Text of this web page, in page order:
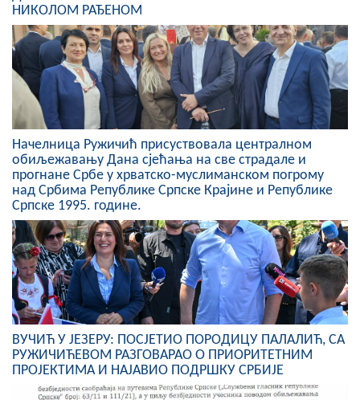
Туризам
Спорт
ЦИВИЛНА ЗАШТИТА
КОНТАКТ
НИКОЛОМ РАЂЕНОМ
Начелница Ружичић присуствовала централном
обиљежавању Дана сјећања на све страдале и
прогнане Србе у хрватско-муслиманском погрому
над Србима Републике Српске Крајине и Републике
Српске 1995. године.
ВУЧИЋ У ЈЕЗЕРУ: ПОСЈЕТИО ПОРОДИЦУ ПАЛАЛИЋ, СА
РУЖИЧИЋЕВОМ РАЗГОВАРАО О ПРИОРИТЕТНИМ
ПРОЈЕКТИМА И НАЈАВИО ПОДРШКУ СРБИЈЕ